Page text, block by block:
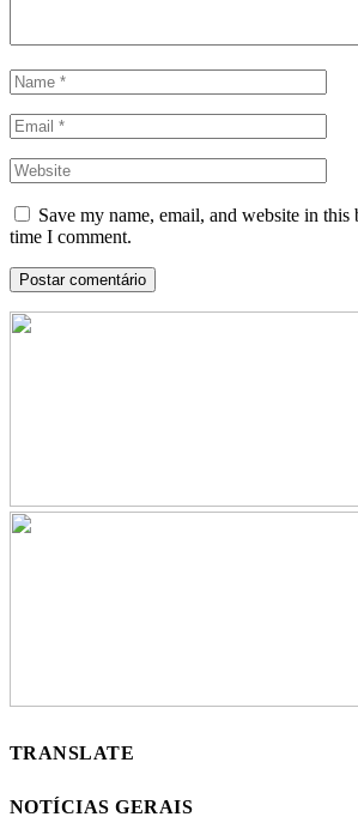
Save my name, email, and website in
time I comment.
TRANSLATE
NOTÍCIAS GERAIS